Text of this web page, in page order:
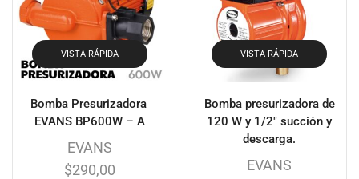
VISTA RÁPIDA
Bomba Presurizadora
EVANS BP600W – A
EVANS
$290,00
VISTA RÁPIDA
Bomba presurizadora de
120 W y 1/2″ succión y
descarga.
EVANS